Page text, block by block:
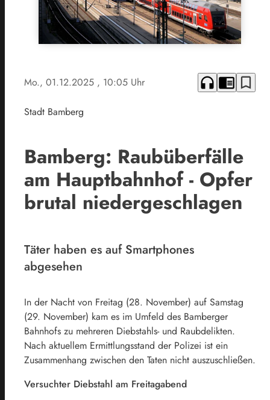
Mo., 01.12.2025 , 10:05 Uhr headphones chrome_reader_mode bookmark_border
Stadt Bamberg
Bamberg: Raubüberfälle
am Hauptbahnhof - Opfer
brutal niedergeschlagen
Täter haben es auf Smartphones
abgesehen
In der Nacht von Freitag (28. November) auf Samstag
(29. November) kam es im Umfeld des Bamberger
Bahnhofs zu mehreren Diebstahls- und Raubdelikten.
Nach aktuellem Ermittlungsstand der Polizei ist ein
Zusammenhang zwischen den Taten nicht auszuschließen.
Versuchter Diebstahl am Freitagabend